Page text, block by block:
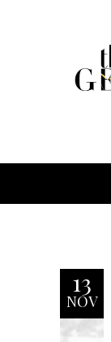
13
NOV